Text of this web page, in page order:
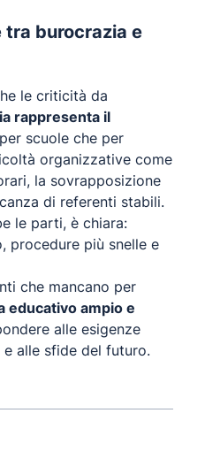
tra burocrazia e
le criticità da
rappresenta il
scuole che per
organizzative come
la sovrapposizione
di referenti stabili.
le parti, è chiara:
procedure più snelle e
che mancano per
educativo ampio e
alle esigenze
alle sfide del futuro.